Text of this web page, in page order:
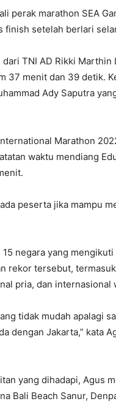
perak marathon SEA
finish setelah berlari
TNI AD Rikki
37 menit dan 39 detik.
Ady Saputra
Marathon
waktu mendiang
peserta jika mampu
negara yang
rekor tersebut,
pria, dan internasional
tidak mudah apalagi
dengan Jakarta,” kata
yang dihadapi, Agus
Bali Beach Sanur,